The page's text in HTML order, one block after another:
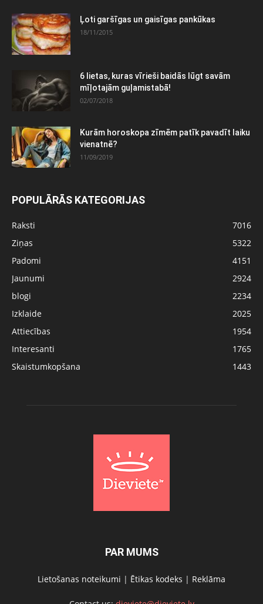
Ļoti garšīgas un gaisīgas pankūkas
18/11/2015
6 lietas, kuras vīrieši baidās lūgt savām
mīļotajām guļamistabā!
02/07/2018
Kurām horoskopa zīmēm patīk pavadīt laiku
vienatnē?
11/09/2019
POPULĀRĀS KATEGORIJAS
Raksti
7016
Ziņas
5322
Padomi
4151
Jaunumi
2924
blogi
2234
Izklaide
2025
Attiecības
1954
Interesanti
1765
Skaistumkopšana
1443
PAR MUMS
Lietošanas noteikumi | Ētikas kodeks | Reklāma